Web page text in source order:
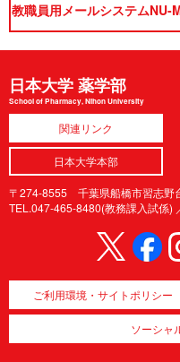
教職員用メールシステムNU-
日本大学 薬学部
School of Pharmacy, Nihon University
関連リンク
日本大学本部
〒274-8555 千葉県船橋市習志野
TEL.047-465-8480(教務課入試係)
ご利用環境・サイトポリシー
ソーシャ